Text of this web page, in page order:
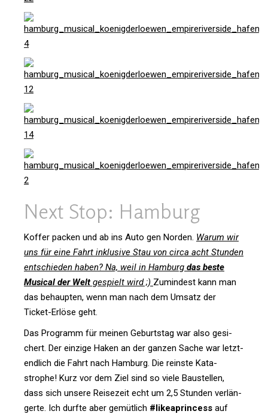
Next Stop: Hamburg
Koffer packen und ab ins Auto gen Norden. Warum wir
uns für eine Fahrt inklu­sive Stau von circa acht Stunden
ent­schieden haben? Na, weil in Ham­burg das beste
Musical der Weltgespielt wird ;) Zumin­dest kann man
das behaupten, wenn man nach dem Umsatz der
Ticket-Erlöse geht.
Das Pro­gramm für meinen Geburtstag war also gesi­
chert. Der ein­zige Haken an der ganzen Sache war letzt­
end­lich die Fahrt nach Ham­burg. Die reinste Kata­
strophe! Kurz vor dem Ziel sind so viele Bau­stellen,
dass sich unsere Rei­se­zeit echt um 2,5 Stunden ver­län­
gerte. Ich durfte aber gemüt­lich #like­a­prin­cess auf